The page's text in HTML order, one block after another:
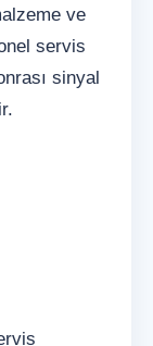
ve
servis
sinyal